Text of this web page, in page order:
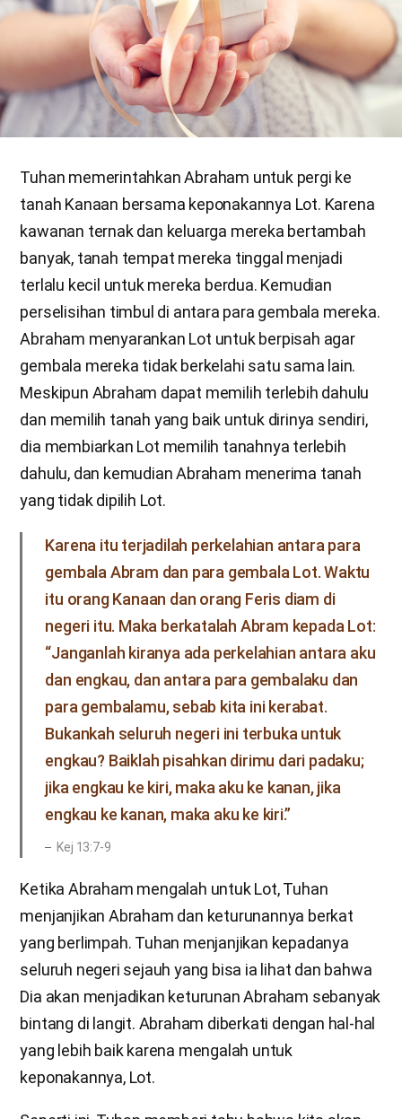
Tuhan memerintahkan Abraham untuk pergi ke
tanah Kanaan bersama keponakannya Lot. Karena
kawanan ternak dan keluarga mereka bertambah
banyak, tanah tempat mereka tinggal menjadi
terlalu kecil untuk mereka berdua. Kemudian
perselisihan timbul di antara para gembala mereka.
Abraham menyarankan Lot untuk berpisah agar
gembala mereka tidak berkelahi satu sama lain.
Meskipun Abraham dapat memilih terlebih dahulu
dan memilih tanah yang baik untuk dirinya sendiri,
dia membiarkan Lot memilih tanahnya terlebih
dahulu, dan kemudian Abraham menerima tanah
yang tidak dipilih Lot.
Karena itu terjadilah perkelahian antara para
gembala Abram dan para gembala Lot. Waktu
itu orang Kanaan dan orang Feris diam di
negeri itu. Maka berkatalah Abram kepada Lot:
“Janganlah kiranya ada perkelahian antara aku
dan engkau, dan antara para gembalaku dan
para gembalamu, sebab kita ini kerabat.
Bukankah seluruh negeri ini terbuka untuk
engkau? Baiklah pisahkan dirimu dari padaku;
jika engkau ke kiri, maka aku ke kanan, jika
engkau ke kanan, maka aku ke kiri.”
Kej 13:7-9
Ketika Abraham mengalah untuk Lot, Tuhan
menjanjikan Abraham dan keturunannya berkat
yang berlimpah. Tuhan menjanjikan kepadanya
seluruh negeri sejauh yang bisa ia lihat dan bahwa
Dia akan menjadikan keturunan Abraham sebanyak
bintang di langit. Abraham diberkati dengan hal-hal
yang lebih baik karena mengalah untuk
keponakannya, Lot.